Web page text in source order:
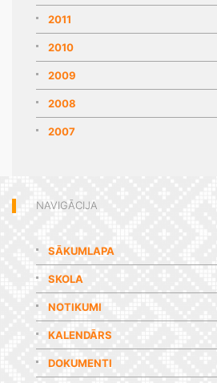
2011
2010
2009
2008
2007
NAVIGĀCIJA
SĀKUMLAPA
SKOLA
NOTIKUMI
KALENDĀRS
DOKUMENTI